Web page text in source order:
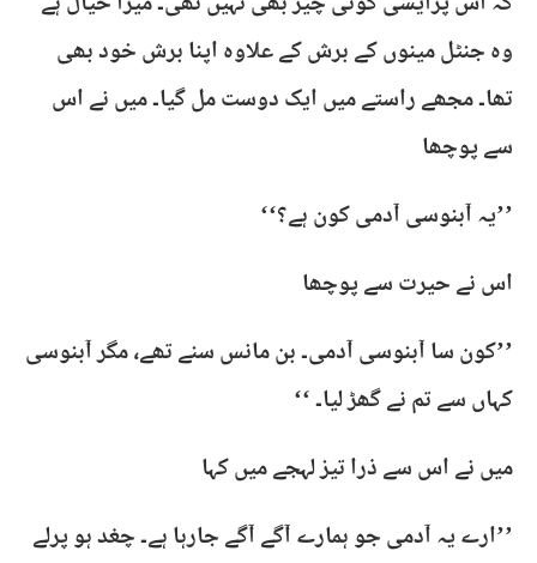
وہ جنٹل مینوں کے برش کے علاوہ اپنا برش خود بھی
تھا۔ مجھے راستے میں ایک دوست مل گیا۔ میں نے اس
سے پوچھا
’’یہ آبنوسی آدمی کون ہے؟‘‘
اس نے حیرت سے پوچھا
’’کون سا آبنوسی آدمی۔ بن مانس سنے تھے، مگر آبنوسی
کہاں سے تم نے گھڑ لیا۔ ‘‘
میں نے اس سے ذرا تیز لہجے میں کہا
’’ارے یہ آدمی جو ہمارے آگے آگے جارہا ہے۔ چغد ہو پرلے